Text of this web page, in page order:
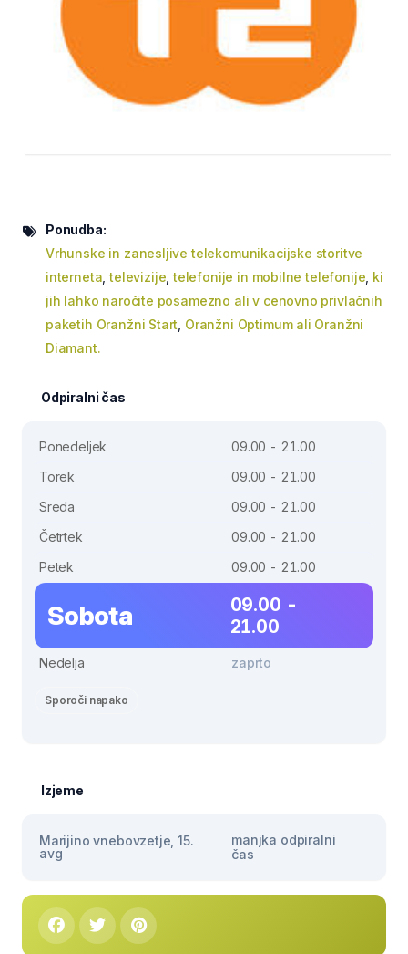
Ponudba:
Vrhunske in zanesljive telekomunikacijske storitve
interneta ,televizije ,telefonije in mobilne telefonije ki
jih lahko naročite posamezno ali v cenovno privlačnih
paketih Oranžni Start Oranžni Optimum ali Oranžni
Diamant.
Odpiralni čas
Ponedeljek
09.00 - 21.00
Torek
09.00 - 21.00
Sreda
09.00 - 21.00
Četrtek
09.00 - 21.00
Petek
09.00 - 21.00
Sobota
09.00 -
21.00
Nedelja zaprto
Sporoči napako
Izjeme
Marijino vnebovzetje, 15.
avg
manjka odpiralni
čas